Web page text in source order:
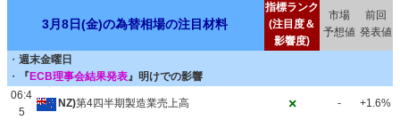
3月8日(金)の為替相場の注目材料
指標ランク
(注目度＆
影響度)
市場
予想値
前回
発表値
・ 週末金曜日
・
『 ECB理事会結果発表』明けでの影響
06:4
5
NZ)第4四半期製造業売上高 × - +1.6%